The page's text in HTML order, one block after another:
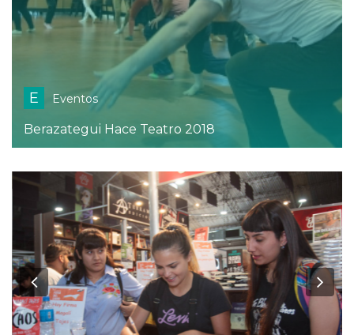
E Eventos
Berazategui Hace Teatro 2018
Previous